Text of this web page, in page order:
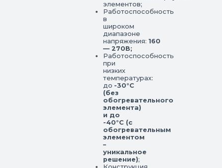
элементов;
Работоспособность
в
широком
диапазоне
напряжения: 160
— 270В;
Работоспособность
при
низких
температурах:
до -30°С
(без
обогревательного
элемента)
и до
-40°С (с
обогревательным
элементом
–
уникальное
решение);